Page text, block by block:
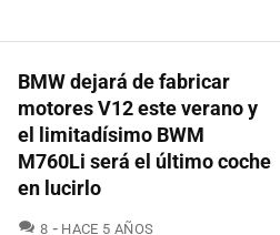
BMW dejará de fabricar
motores V12 este verano y
el limitadísimo BWM
M760Li será el último coche
en lucirlo
8 COMENTARIOS
HACE 5 AÑOS